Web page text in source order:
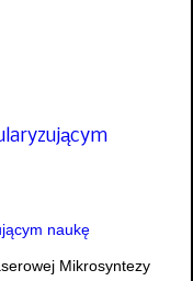
Mikrosyntezy